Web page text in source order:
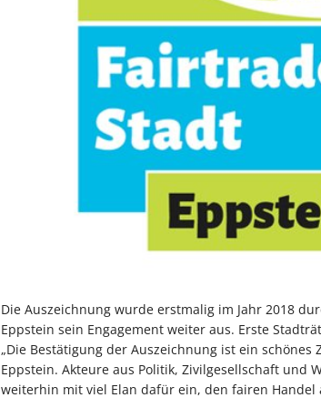
Die Auszeichnung wurde erstmalig im Jahr 2018
Eppstein sein Engagement weiter aus. Erste
„Die Bestätigung der Auszeichnung ist ein
Eppstein. Akteure aus Politik, Zivilgesellschaft und
weiterhin mit viel Elan dafür ein, den fairen Handel